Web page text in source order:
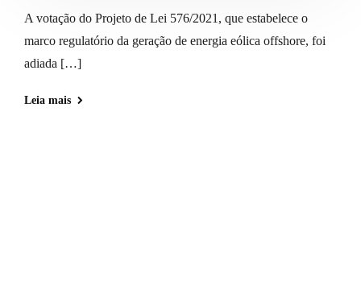
A votação do Projeto de Lei 576/2021, que estabelece o
marco regulatório da geração de energia eólica offshore, foi
adiada […]
Leia mais